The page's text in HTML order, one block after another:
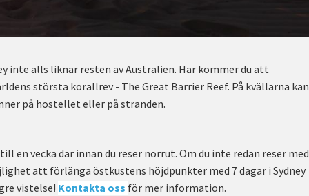
inte alls liknar resten av Australien. Här kommer du att
största korallrev - The Great Barrier Reef. På kvällarna kan
på hostellet eller på stranden.
en vecka där innan du reser norrut. Om du inte redan reser med
att förlänga östkustens höjdpunkter med 7 dagar i Sydney
vistelse! Kontakta oss för mer information.